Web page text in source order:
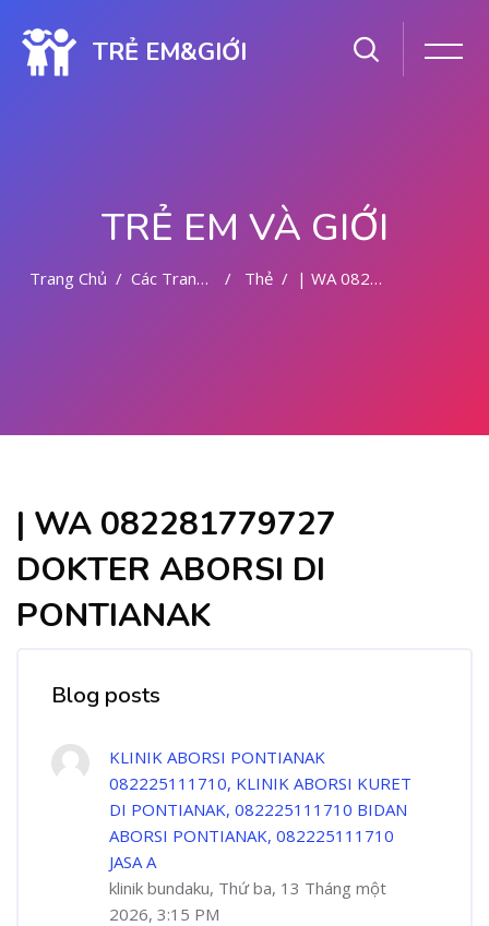
TRẺ EM&GIỚI
TRẺ EM VÀ GIỚI
Trang Chủ Các Trang Của Hệ Thống Thẻ | WA 082281779727 DOKTER ABORSI DI PONTIANAK
| WA 082281779727
DOKTER ABORSI DI
PONTIANAK
Blog posts
KLINIK ABORSI PONTIANAK
082225111710, KLINIK ABORSI KURET
DI PONTIANAK, 082225111710 BIDAN
ABORSI PONTIANAK, 082225111710
JASA A
klinik bundaku, Thứ ba, 13 Tháng một
2026, 3:15 PM